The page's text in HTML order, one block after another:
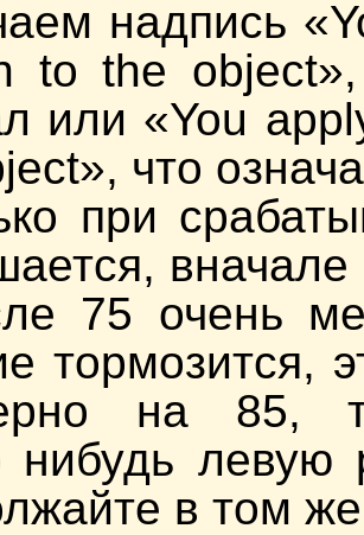
надпись
to the object»,
или «You
что
при
вначале
75 очень
тормозится,
на 85,
нибудь левую
в том